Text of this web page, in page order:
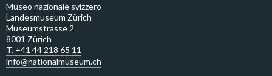
Museo nazionale svizzero
Landesmuseum Zürich
Museumstrasse 2
8001 Zürich
T. +41 44 218 65 11
info@nationalmuseum.ch